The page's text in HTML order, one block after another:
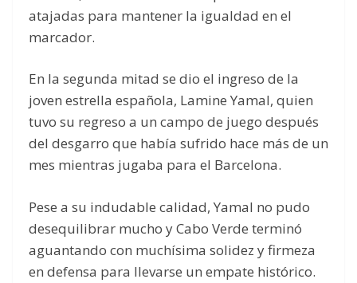
atajadas para mantener la igualdad en el
marcador.
En la segunda mitad se dio el ingreso de la
joven estrella española, Lamine Yamal, quien
tuvo su regreso a un campo de juego después
del desgarro que había sufrido hace más de un
mes mientras jugaba para el Barcelona.
Pese a su indudable calidad, Yamal no pudo
desequilibrar mucho y Cabo Verde terminó
aguantando con muchísima solidez y firmeza
en defensa para llevarse un empate histórico.